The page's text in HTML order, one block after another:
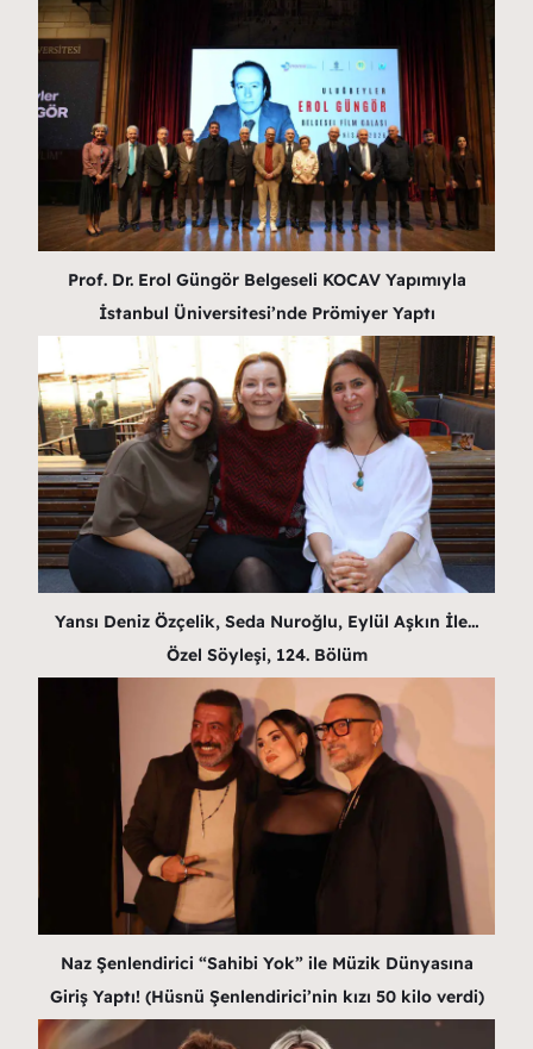
Prof. Dr. Erol Güngör Belgeseli KOCAV Yapımıyla
İstanbul Üniversitesi’nde Prömiyer Yaptı
Yansı Deniz Özçelik, Seda Nuroğlu, Eylül Aşkın İle…
Özel Söyleşi, 124. Bölüm
Naz Şenlendirici “Sahibi Yok” ile Müzik Dünyasına
Giriş Yaptı! (Hüsnü Şenlendirici’nin kızı 50 kilo verdi)